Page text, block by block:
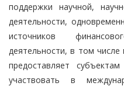
поддержки научной,
деятельности,
источников
деятельности, в том числе
предоставляет
участвовать в